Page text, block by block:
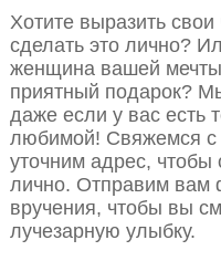
Хотите выразить свои
сделать это лично?
женщина вашей
приятный подарок?
даже если у вас есть
любимой! Свяжемся с
уточним адрес, чтобы
лично. Отправим вам
вручения, чтобы вы
лучезарную улыбку.